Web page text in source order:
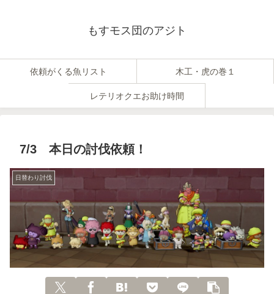
もすモス団のアジト
依頼がくる魚リスト 木工・虎の巻１
レテリオクエお助け時間
7/3 本日の討伐依頼！
日替わり討伐